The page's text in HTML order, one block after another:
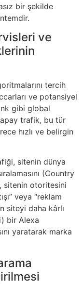
bir şekilde
ve
tercih
ve potansiyel
gibi global
trafik, bu tür
hızlı ve belirgin
sitenin dünya
(Country
sitenin otoritesini
veya “reklam
siteyi daha kârlı
bir Alexa
yaratarak marka